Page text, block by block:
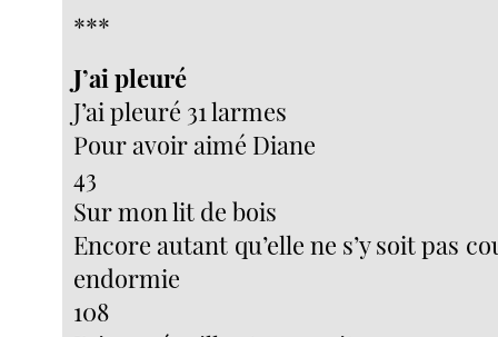
***
J’ai pleuré
J’ai pleuré 31 larmes
Pour avoir aimé Diane
43
Sur mon lit de bois
Encore autant qu’elle ne s’y soit pas
endormie
108